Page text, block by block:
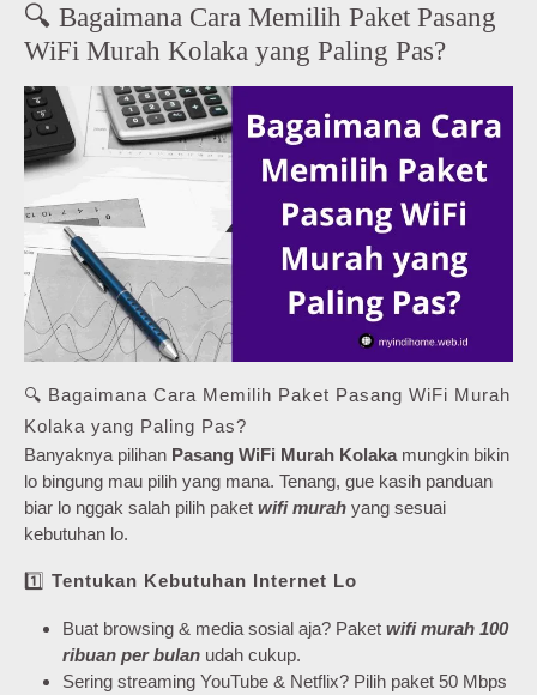
🔍 Bagaimana Cara Memilih Paket Pasang
WiFi Murah Kolaka yang Paling Pas?
🔍 Bagaimana Cara Memilih Paket Pasang WiFi Murah
Kolaka yang Paling Pas?
Banyaknya pilihan Pasang WiFi Murah Kolakamungkin bikin
lo bingung mau pilih yang mana. Tenang, gue kasih panduan
biar lo nggak salah pilih paket wifi murah yang sesuai
kebutuhan lo.
1️⃣ Tentukan Kebutuhan Internet Lo
Buat browsing & media sosial aja? Paket wifi murah 100
ribuan per bulan udah cukup.
Sering streaming YouTube & Netflix? Pilih paket 50 Mbps